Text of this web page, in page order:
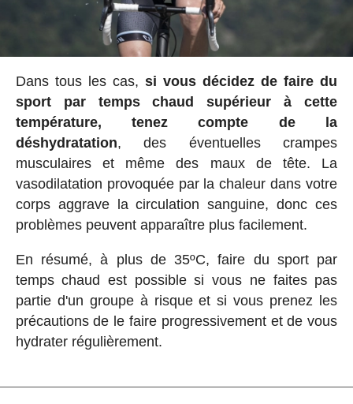
Dans tous les cas, si vous décidez de faire du
sport par temps chaud supérieur à cette
température, tenez compte de la
déshydratation, des éventuelles crampes
musculaires et même des maux de tête. La
vasodilatation provoquée par la chaleur dans votre
corps aggrave la circulation sanguine, donc ces
problèmes peuvent apparaître plus facilement.
En résumé, à plus de 35ºC, faire du sport par
temps chaud est possible si vous ne faites pas
partie d'un groupe à risque et si vous prenez les
précautions de le faire progressivement et de vous
hydrater régulièrement.